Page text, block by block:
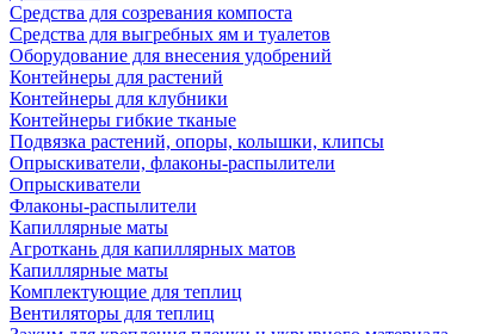
Средства для созревания компоста
Средства для выгребных ям и туалетов
Оборудование для внесения удобрений
Контейнеры для растений
Контейнеры для клубники
Контейнеры гибкие тканые
Подвязка растений, опоры, колышки, клипсы
Опрыскиватели, флаконы-распылители
Опрыскиватели
Флаконы-распылители
Капиллярные маты
Агроткань для капиллярных матов
Капиллярные маты
Комплектующие для теплиц
Вентиляторы для теплиц